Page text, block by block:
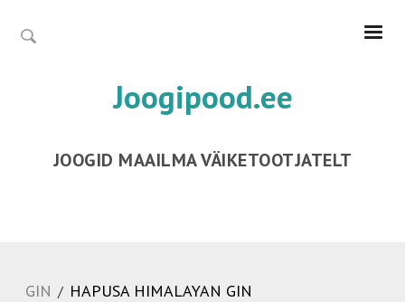
Joogipood.ee
JOOGID MAAILMA VÄIKETOOTJATELT
GIN / HAPUSA HIMALAYAN GIN